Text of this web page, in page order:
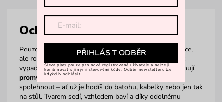
Ochranné pouzdro
Pouzdro na brýle možná není největší doplněk v kabelce,
ale rozhodně patří k těm nejpraktičtějším. A když navíc
vypadá dobře? To je jasná výhra. Naše pouzdra kombinují
promyšlený designs ochranou, na kterou se můžeš
spolehnout – ať už je hodíš do batohu, kabelky nebo jen tak
na stůl. Tvarem sedí, vzhledem baví a díky odolnému
PŘIHLÁSIT ODBĚR
Sleva platí pouze pro nově registrované uživatele a nelze ji
kombinovat s jinými slevovými kódy. Odběr newsletteru lze
kdykoliv odhlásit.